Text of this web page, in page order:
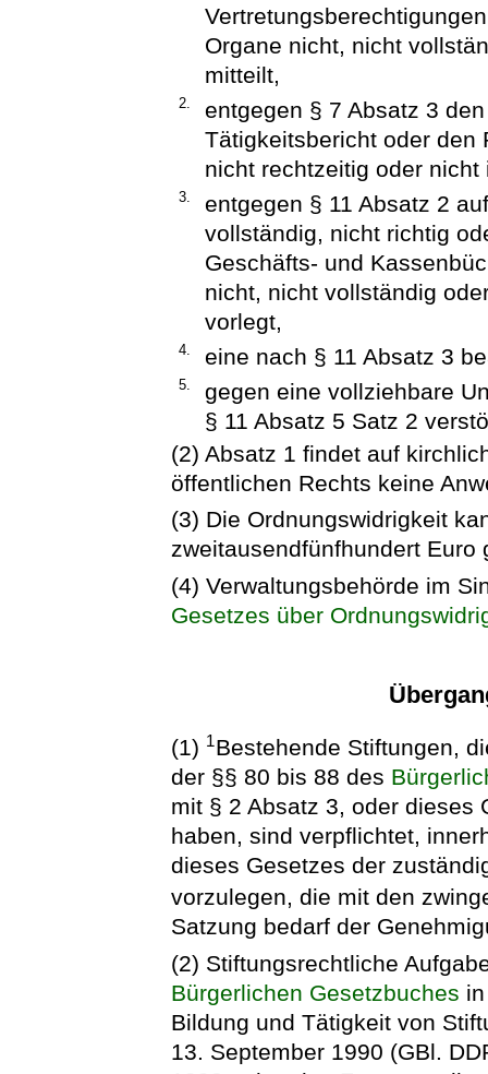
Organe nicht, nicht
mitteilt,
2.
entgegen § 7 Absatz 3
Tätigkeitsbericht oder den
nicht rechtzeitig oder
3.
entgegen § 11 Absatz 2
vollständig, nicht richtig
Geschäfts- und
nicht, nicht vollständig
vorlegt,
4. eine nach § 11 Absatz 3
5.
gegen eine vollziehbare
§ 11 Absatz 5 Satz 2
(2) Absatz 1 findet auf
öffentlichen Rechts keine
(3) Die Ordnungswidrigkeit
zweitausendfünfhundert Euro
(4) Verwaltungsbehörde im
Gesetzes über
(1) 1Bestehende Stiftungen,
der §§ 80 bis 88 des
mit § 2 Absatz 3, oder dieses
haben, sind verpflichtet,
dieses Gesetzes der
vorzulegen, die mit den
Satzung bedarf der
(2) Stiftungsrechtliche
Bürgerlichen Gesetzbuches
Bildung und Tätigkeit von
13. September 1990 (GBl.